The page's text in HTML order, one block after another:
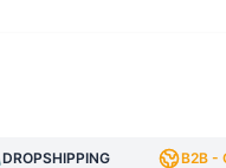
DROPSHIPPING B2B -